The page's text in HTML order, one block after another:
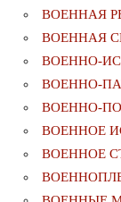
ВОЕННАЯ
ВОЕННАЯ
ВОЕННО-
ВОЕННО-
ВОЕННО-
ВОЕННОЕ
ВОЕННОЕ